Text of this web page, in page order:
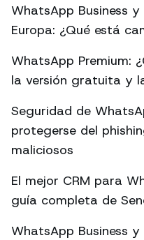
WhatsApp Business
Europa: ¿Qué está
WhatsApp Premium:
la versión gratuita y
Seguridad de
protegerse del
maliciosos
El mejor CRM para
guía completa de
WhatsApp Business